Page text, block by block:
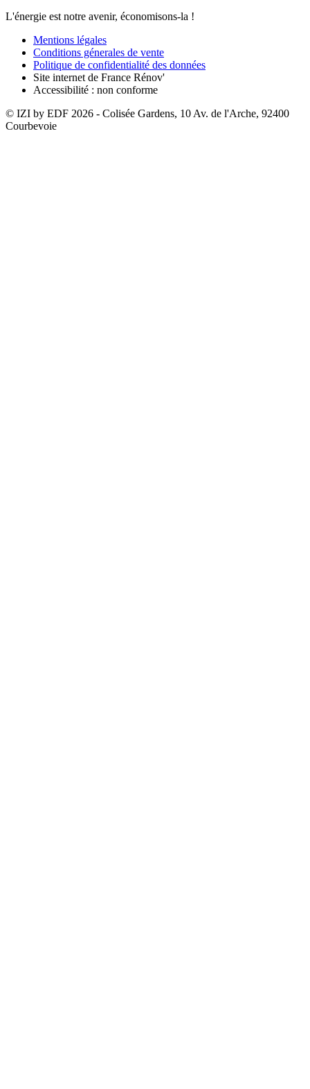
L'énergie est notre avenir, économisons-la !
Mentions légales
Conditions génerales de vente
Politique de confidentialité des données
Site internet de France Rénov'
Accessibilité : non conforme
© IZI by EDF 2026 - Colisée Gardens, 10 Av. de l'Arche, 92400
Courbevoie